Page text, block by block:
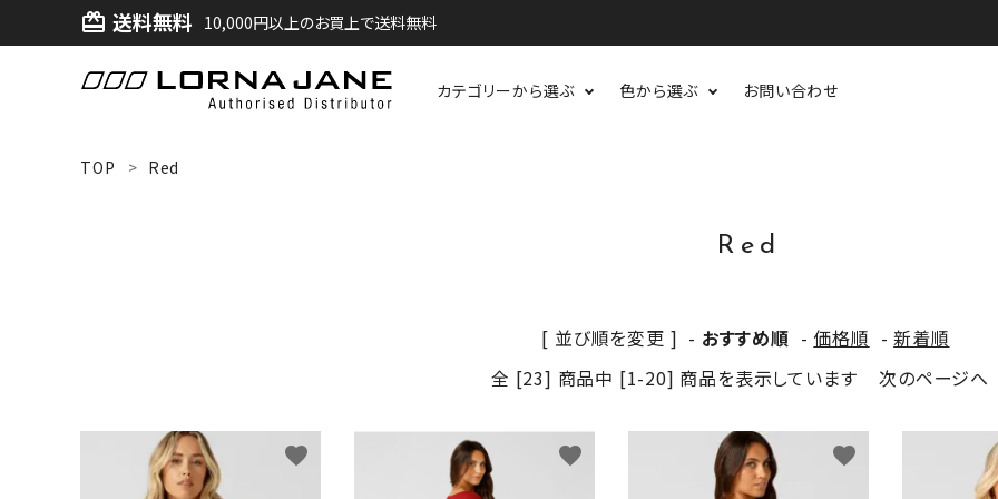
card_giftcard 送料無料 10,000円以上のお買上で送料無料
カテゴリーから選ぶ 色から選ぶ お問い合わせ
ACCOUNT MENU
TOP Red
Red
[ 並び順を変更 ] - おすすめ順 - 価格順 -新着順
全 [23] 商品中 [1-20] 商品を表示しています
次のページへ
favorite favorite favorite